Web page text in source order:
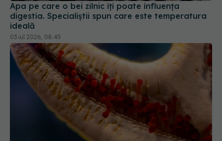
Apa pe care o bei zilnic îți poate influența
digestia. Specialiștii spun care este temperatura
ideală
03 iul 2026, 08:45